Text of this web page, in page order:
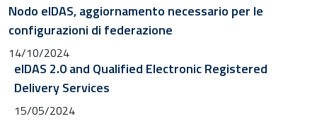
Nodo eIDAS, aggiornamento necessario per le
configurazioni di federazione
14/10/2024
eIDAS 2.0 and Qualified Electronic Registered
Delivery Services
15/05/2024